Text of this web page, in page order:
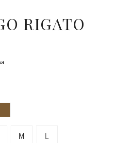
RIGATO
M L